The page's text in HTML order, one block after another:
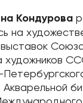
Кондурова
на
выставок
художников